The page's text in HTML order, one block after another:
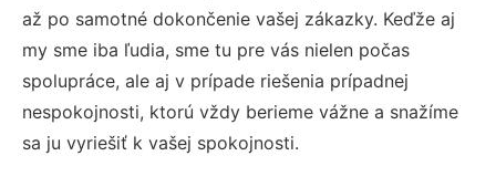
až po samotné dokončenie vašej zákazky. Keďže aj
my sme iba ľudia, sme tu pre vás nielen počas
spolupráce, ale aj v prípade riešenia prípadnej
nespokojnosti, ktorú vždy berieme vážne a snažíme
sa ju vyriešiť k vašej spokojnosti.